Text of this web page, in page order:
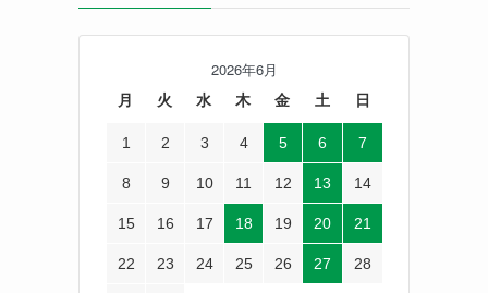
2026年6月
月 火 水 木 金 土 日
1 2 3 4 5 6 7
8 9 10 11 12 13 14
15 16 17 18 19 20 21
22 23 24 25 26 27 28